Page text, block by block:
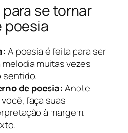
se tornar
poesia
A poesia é feita para ser
melodia muitas vezes
sentido.
de poesia:Anote
faça suas
à margem.